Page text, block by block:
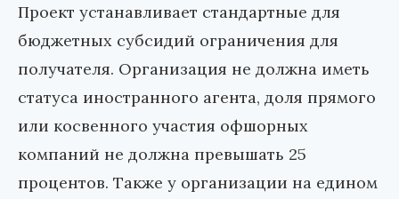
Проект устанавливает стандартные для
бюджетных субсидий ограничения для
получателя. Организация не должна иметь
статуса иностранного агента, доля прямого
или косвенного участия офшорных
компаний не должна превышать 25
процентов. Также у организации на едином